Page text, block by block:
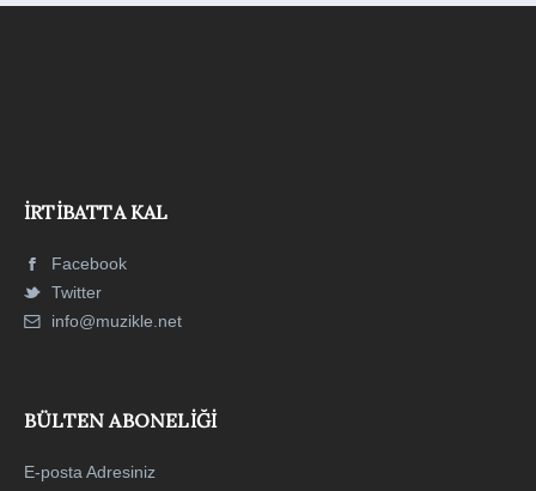
İRTIBATTA KAL
Facebook
Twitter
info@muzikle.net
BÜLTEN ABONELIĞI
E-posta Adresiniz